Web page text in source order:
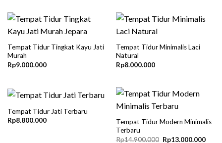
Tempat Tidur Tingkat Kayu Jati
Murah
Rp9.000.000
Tempat Tidur Minimalis Laci
Natural
Rp8.000.000
Tempat Tidur Jati Terbaru
Rp8.800.000
Tempat Tidur Modern Minimalis
Terbaru
Rp14.900.000 Original
Rp13.000.000